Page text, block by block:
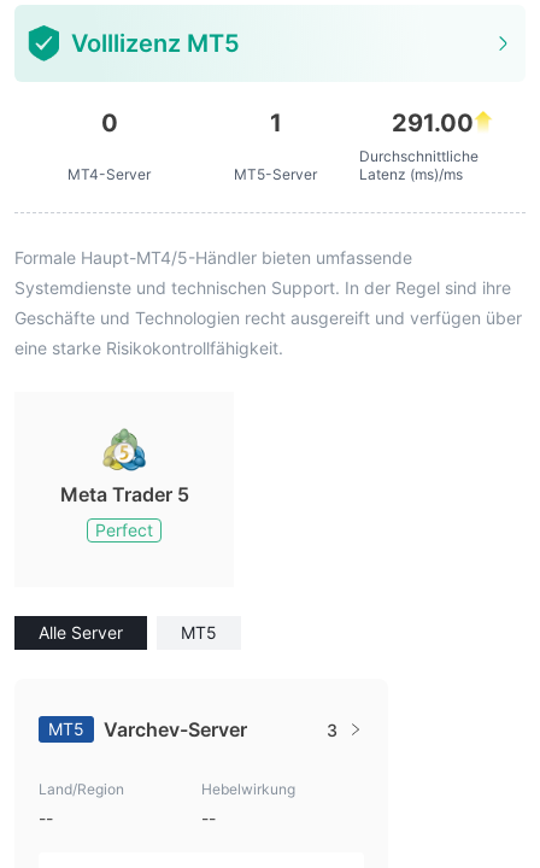
Volllizenz MT5
0
MT4-Server
1
MT5-Server
291.00
Durchschnittliche
Latenz (ms)/ms
Formale Haupt-MT4/5-Händler bieten umfassende
Systemdienste und technischen Support. In der Regel sind ihre
Geschäfte und Technologien recht ausgereift und verfügen über
eine starke Risikokontrollfähigkeit.
Meta Trader 5
Perfect
Alle Server MT5
MT5 Varchev-Server 3
Land/Region
--
Hebelwirkung
--